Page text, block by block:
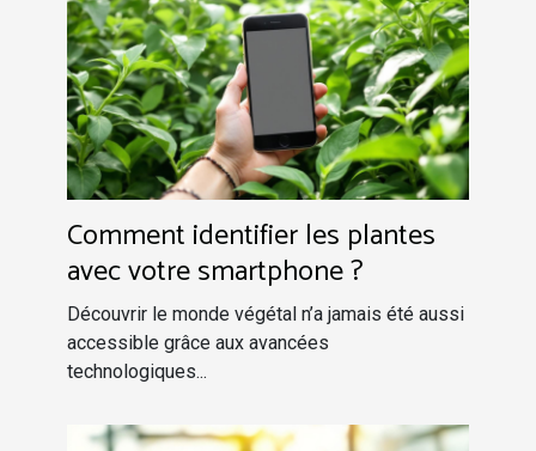
Comment identifier les plantes
avec votre smartphone ?
Découvrir le monde végétal n’a jamais été aussi
accessible grâce aux avancées
technologiques...